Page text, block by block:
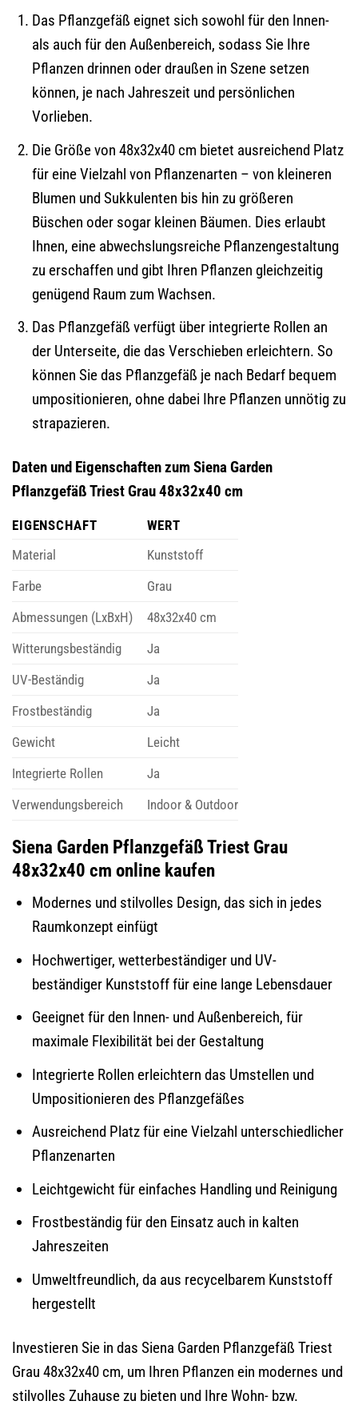
Das Pflanzgefäß eignet sich sowohl für den Innen-
als auch für den Außenbereich, sodass Sie Ihre
Pflanzen drinnen oder draußen in Szene setzen
können, je nach Jahreszeit und persönlichen
Vorlieben.
Die Größe von 48x32x40 cm bietet ausreichend Platz
für eine Vielzahl von Pflanzenarten – von kleineren
Blumen und Sukkulenten bis hin zu größeren
Büschen oder sogar kleinen Bäumen. Dies erlaubt
Ihnen, eine abwechslungsreiche Pflanzengestaltung
zu erschaffen und gibt Ihren Pflanzen gleichzeitig
genügend Raum zum Wachsen.
Das Pflanzgefäß verfügt über integrierte Rollen an
der Unterseite, die das Verschieben erleichtern. So
können Sie das Pflanzgefäß je nach Bedarf bequem
umpositionieren, ohne dabei Ihre Pflanzen unnötig zu
strapazieren.
Daten und Eigenschaften zum Siena Garden
Pflanzgefäß Triest Grau 48x32x40 cm
EIGENSCHAFT
WERT
Material
Kunststoff
Farbe
Grau
Abmessungen (LxBxH)
48x32x40 cm
Witterungsbeständig
Ja
UV-Beständig
Ja
Frostbeständig
Ja
Gewicht
Leicht
Integrierte Rollen
Ja
Verwendungsbereich
Indoor & Outdoor
Siena Garden Pflanzgefäß Triest Grau
48x32x40 cm online kaufen
Modernes und stilvolles Design, das sich in jedes
Raumkonzept einfügt
Hochwertiger, wetterbeständiger und UV-
beständiger Kunststoff für eine lange Lebensdauer
Geeignet für den Innen- und Außenbereich, für
maximale Flexibilität bei der Gestaltung
Integrierte Rollen erleichtern das Umstellen und
Umpositionieren des Pflanzgefäßes
Ausreichend Platz für eine Vielzahl unterschiedlicher
Pflanzenarten
Leichtgewicht für einfaches Handling und Reinigung
Frostbeständig für den Einsatz auch in kalten
Jahreszeiten
Umweltfreundlich, da aus recycelbarem Kunststoff
hergestellt
Investieren Sie in das Siena Garden Pflanzgefäß Triest
Grau 48x32x40 cm, um Ihren Pflanzen ein modernes und
stilvolles Zuhause zu bieten und Ihre Wohn- bzw.